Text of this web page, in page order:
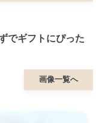
でギフトにぴった
画像一覧へ